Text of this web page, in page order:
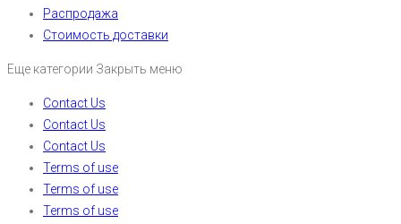
Распродажа
Стоимость доставки
Еще категории Закрыть меню
Contact Us
Contact Us
Contact Us
Terms of use
Terms of use
Terms of use